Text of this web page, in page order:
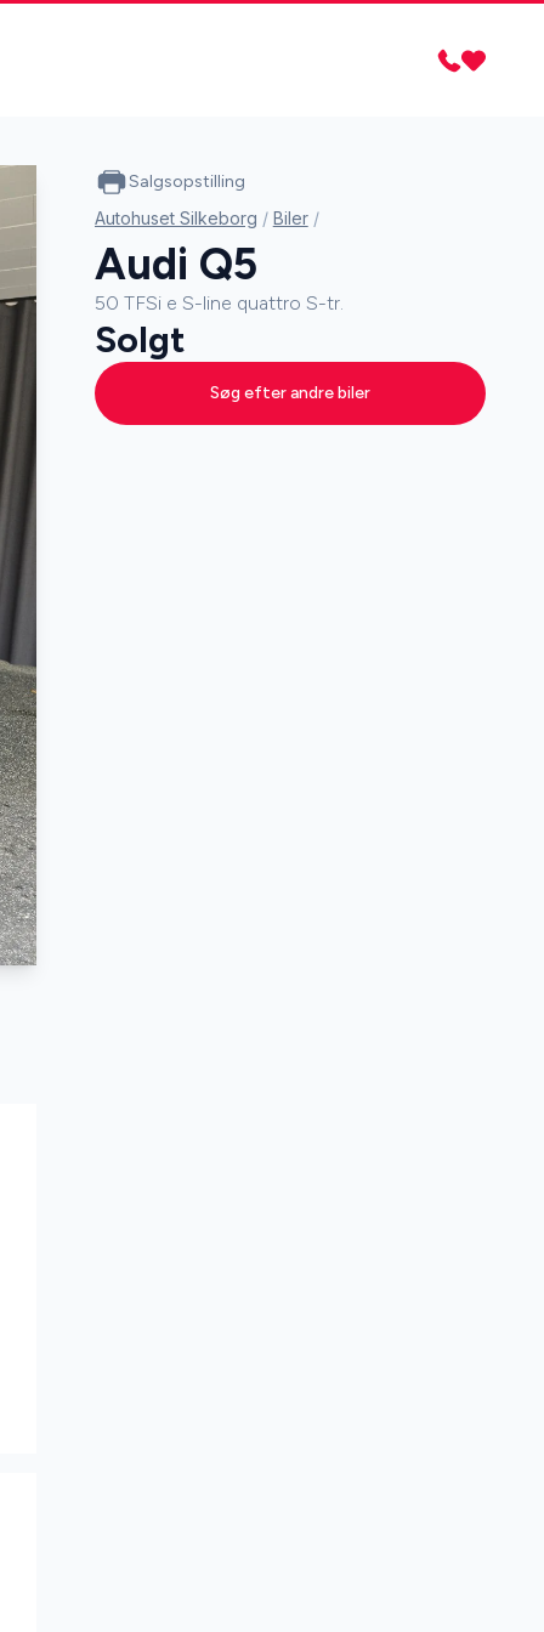
Salgsopstilling
Autohuset Silkeborg / Biler /
Audi Q5
50 TFSi e S-line quattro S-tr.
Solgt
Søg efter andre biler